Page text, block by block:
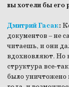
вы хотели бы его
Дмитрий Гасак:
документов – не
читаешь, и они
вдохновляют. Но
структура все-
было уничтожено